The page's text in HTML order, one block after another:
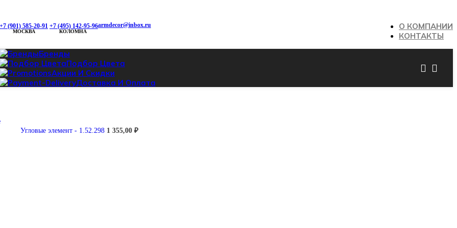
+7 (901) 585-20-91
МОСКВА
+7 (495) 142-95-96
КОЛОМНА
armdecor@inbox.ru
О КОМПАНИИ
КОНТАКТЫ
Бренды
Подбор Цвета
Акции И Скидки
Доставка И Оплата
Угловые элемент - 1.52.298 1 355,00 ₽